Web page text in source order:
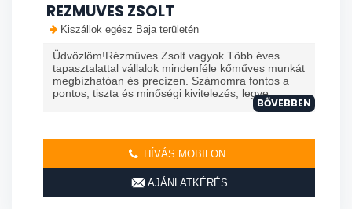
REZMUVES ZSOLT
Kiszállok egész Baja területén
Üdvözlöm!Rézműves Zsolt vagyok.Több éves
tapasztalattal vállalok mindenféle kőműves munkát
megbízhatóan és precízen. Számomra fontos a
pontos, tiszta és minőségi kivitelezés, legye...
BŐVEBBEN
HÍVÁS MOBILON
AJÁNLATKÉRÉS